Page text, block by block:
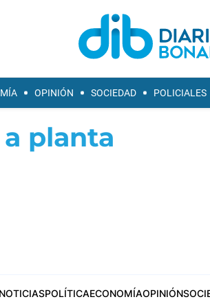
OPINIÓN SOCIEDAD POLICIALES
a planta
POLÍTICAECONOMÍAOPINIÓN